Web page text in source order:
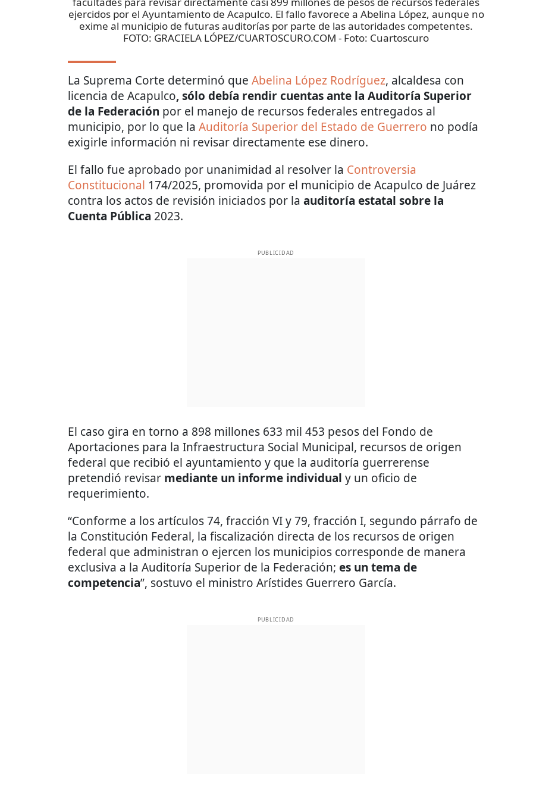
ejercidos por el Ayuntamiento de Acapulco. El fallo favorece a Abelina López, aunque no
exime al municipio de futuras auditorías por parte de las autoridades competentes.
FOTO: GRACIELA LÓPEZ/CUARTOSCURO.COM - Foto: Cuartoscuro
La Suprema Corte determinó que Abelina López Rodríguez, alcaldesa con
licencia de Acapulco, sólo debía rendir cuentas ante la Auditoría Superior
de la Federación por el manejo de recursos federales entregados al
municipio, por lo que la Auditoría Superior del Estado de Guerrero no podía
exigirle información ni revisar directamente ese dinero.
El fallo fue aprobado por unanimidad al resolver la Controversia
Constitucional 174/2025, promovida por el municipio de Acapulco de Juárez
contra los actos de revisión iniciados por la auditoría estatal sobre la
Cuenta Pública 2023.
PUBLICIDAD
El caso gira en torno a 898 millones 633 mil 453 pesos del Fondo de
Aportaciones para la Infraestructura Social Municipal, recursos de origen
federal que recibió el ayuntamiento y que la auditoría guerrerense
pretendió revisar mediante un informe individual y un oficio de
requerimiento.
“Conforme a los artículos 74, fracción VI y 79, fracción I, segundo párrafo de
la Constitución Federal, la fiscalización directa de los recursos de origen
federal que administran o ejercen los municipios corresponde de manera
exclusiva a la Auditoría Superior de la Federación; es un tema de
competencia”, sostuvo el ministro Arístides Guerrero García.
PUBLICIDAD